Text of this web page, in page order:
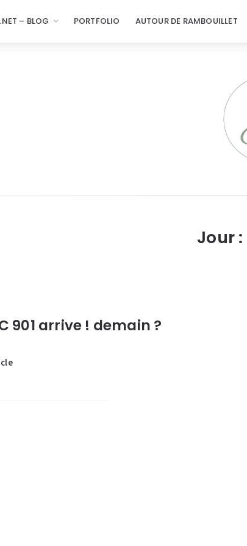
– BLOG PORTFOLIO AUTOUR DE RAMBOUILLET
Jour :
901 arrive ! demain ?